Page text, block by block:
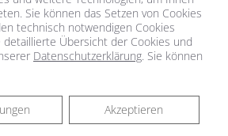
Maßnahmen zur
abgeschlossen hat.
für den Zuschuss liegen bei
sind.
Sie können das Setzen von Cookies
technisch notwendigen Cookies
Übersicht der Cookies und
Datenschutzerklärung. Sie können
Akzeptieren